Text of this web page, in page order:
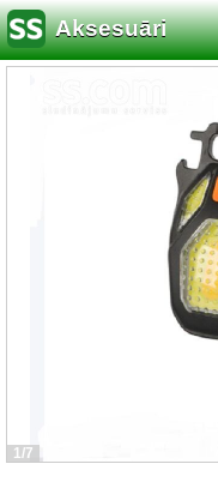
Aksesuāri
1/7